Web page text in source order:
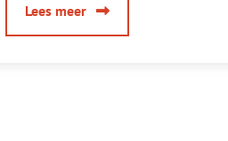
Lees meerover
Proefvergunning